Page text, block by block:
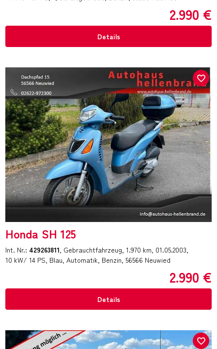
2.990 €
Details
Honda SH 125
Int. Nr.: 429263811 Gebrauchtfahrzeug 1.970 km 01.05.2003
10 kW/ 14 PS Blau Automatik Benzin 56566 Neuwied
2.990 €
Details